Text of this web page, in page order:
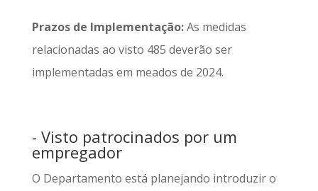
Prazos de Implementação:As medidas
relacionadas ao visto 485 deverão ser
implementadas em meados de 2024.
- Visto patrocinados por um
empregador
O Departamento está planejando introduzir o